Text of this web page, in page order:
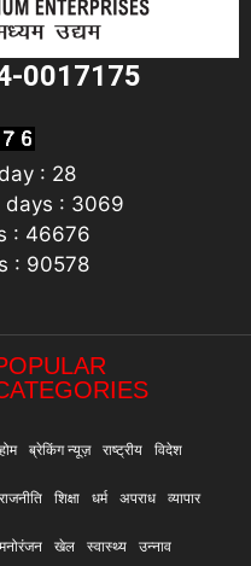
0017175
: 28
days : 3069
: 46676
: 90578
होम ब्रेकिंग न्यूज़ राष्ट्रीय विदेश
राजनीति शिक्षा धर्म अपराध व्यापार
मनोरंजन खेल स्वास्थ्य उन्नाव